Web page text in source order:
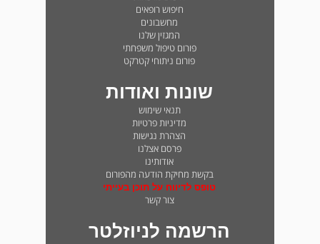
חיפוש רופאים
מחשבונים
המגזין שלנו
פורום טיפול משפחתי
פורום ניתוחי קטרקט
שונות ואודות
תנאי שימוש
מדיניות פרטיות
הצהרת נגישות
פרסם אצלנו
אודותינו
בקשת מחיקת הודעה מהפורום
טופס לדיווח על תוכן בעייתי
צור קשר
הרשמה לניוזלטר